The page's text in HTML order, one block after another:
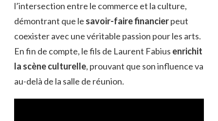
l’intersection entre le commerce et la culture,
démontrant que le savoir-faire financierpeut
coexister avec une véritable passion pour les arts.
En fin de compte, le fils de Laurent Fabius enrichit
la scène culturelle, prouvant que son influence va
au-delà de la salle de réunion.